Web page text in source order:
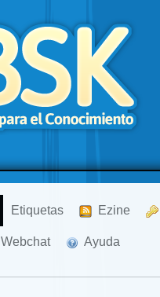
Etiquetas Ezine
Webchat Ayuda